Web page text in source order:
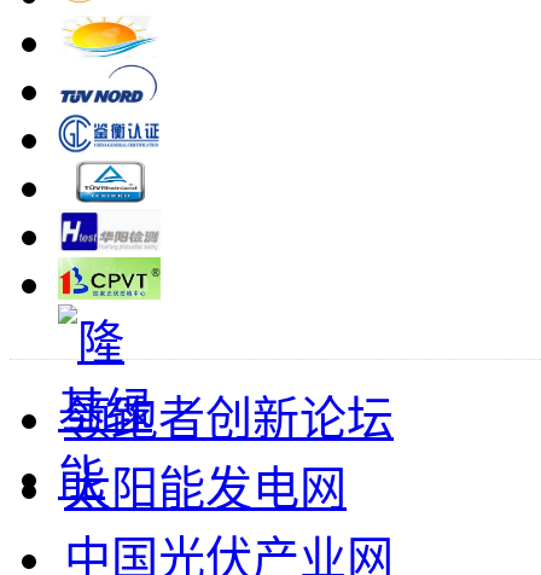
领跑者创新论坛
太阳能发电网
中国光伏产业网